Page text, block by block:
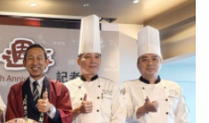
擇困難症的人，蕎麥麵也可換
妤靜攝）日籍總料理長佐京
，縮短產地到餐桌的距離，定
／魏妤靜攝）「菜な」占地逾
廂。（圖／nana提供）此
在地與當令食材製作，例如配
雙重鮮味。（450元，圖／魏
取自腰內肉最前端珍稀部位，
僅能製作兩份（左，430
用日本醬油麴製作，風味溫和
）其中慕里諾國際餐飲集團
政」之後，再引進日本三重